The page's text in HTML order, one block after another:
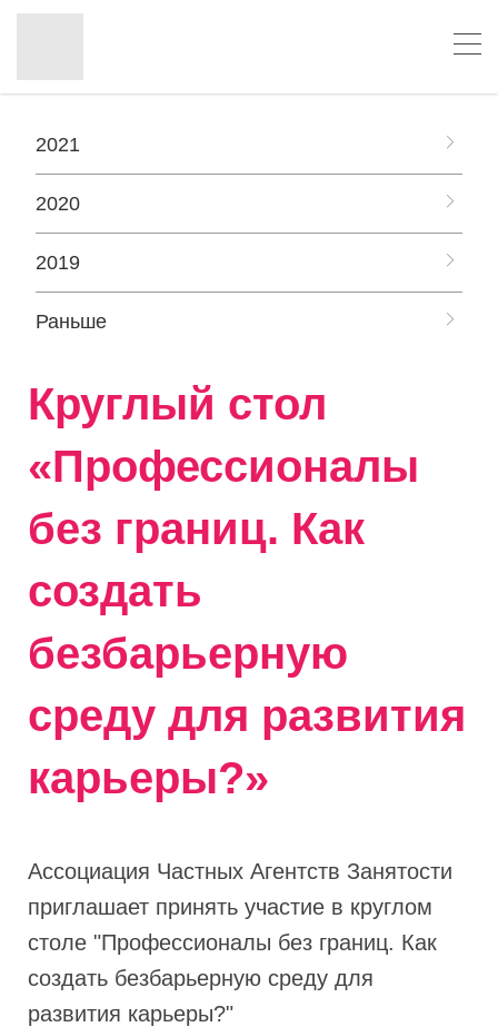
2021
2020
2019
Раньше
Круглый стол
«Профессионалы
без границ. Как
создать
безбарьерную
среду для развития
карьеры?»
Ассоциация Частных Агентств Занятости
приглашает принять участие в круглом
столе "Профессионалы без границ. Как
создать безбарьерную среду для
развития карьеры?"